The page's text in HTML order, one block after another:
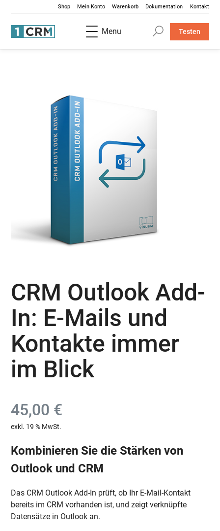
Shop Mein Konto Warenkorb Dokumentation Kontakt
Menu Testen
CRM Outlook Add-
In: E-Mails und
Kontakte immer
im Blick
45,00 €
exkl. 19 % MwSt.
Kombinieren Sie die Stärken von
Outlook und CRM
Das CRM Outlook Add-In prüft, ob Ihr E-Mail-Kontakt
bereits im CRM vorhanden ist, und zeigt verknüpfte
Datensätze in Outlook an.